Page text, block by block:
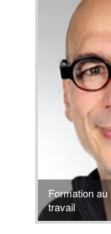
Formation
travail